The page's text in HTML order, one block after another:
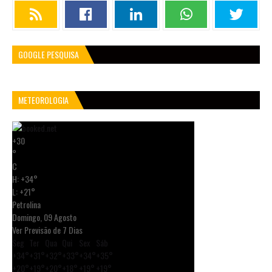
GOOGLE PESQUISA
METEOROLOGIA
+30
°
C
H:+34°
L:+21°
Petrolina
Domingo, 09 Agosto
Ver Previsão de 7 Dias